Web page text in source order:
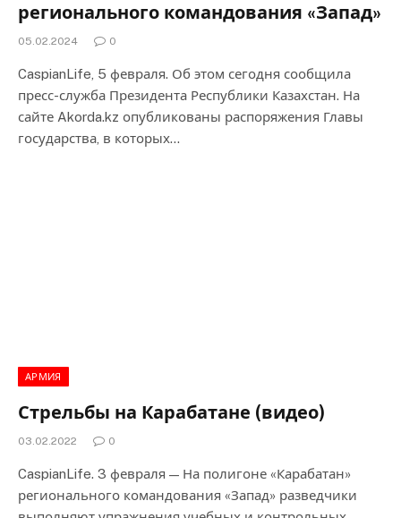
регионального командования «Запад»
05.02.2024 0
CaspianLife, 5 февраля. Об этом сегодня сообщила
пресс-служба Президента Республики Казахстан. На
сайте Akorda.kz опубликованы распоряжения Главы
государства, в которых…
АРМИЯ
Стрельбы на Карабатане (видео)
03.02.2022 0
CaspianLife. 3 февраля — На полигоне «Карабатан»
регионального командования «Запад» разведчики